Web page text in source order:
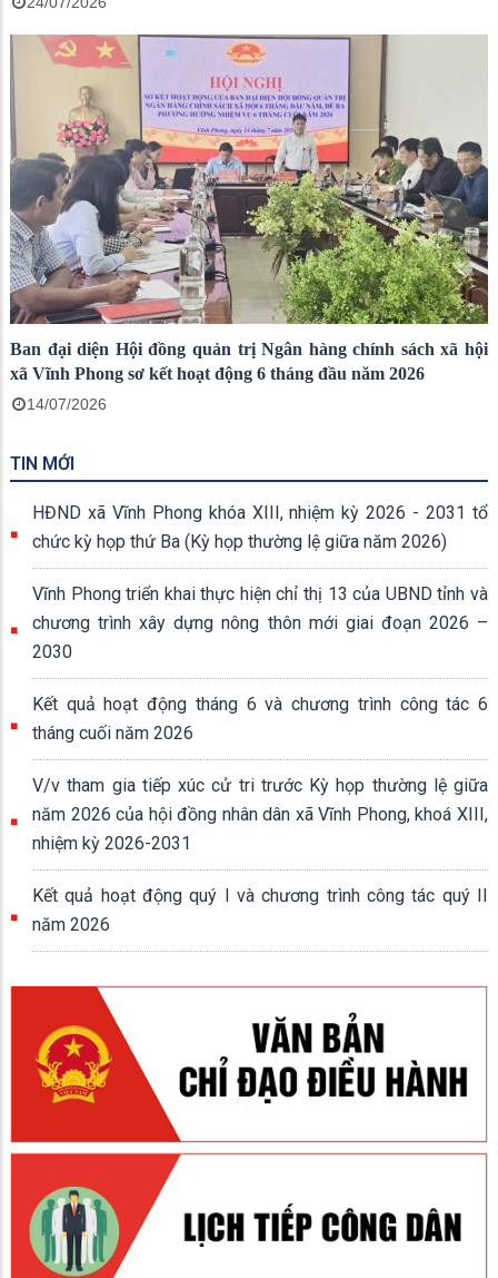
Ban đại diện Hội đồng quản trị Ngân hàng chính sách xã hội
xã Vĩnh Phong sơ kết hoạt động 6 tháng đầu năm 2026
14/07/2026
TIN MỚI
HĐND xã Vĩnh Phong khóa XIII, nhiệm kỳ 2026 - 2031 tổ
chức kỳ họp thứ Ba (Kỳ họp thường lệ giữa năm 2026)
Vĩnh Phong triển khai thực hiện chỉ thị 13 của UBND tỉnh và
chương trình xây dựng nông thôn mới giai đoạn 2026 –
2030
Kết quả hoạt động tháng 6 và chương trình công tác 6
tháng cuối năm 2026
V/v tham gia tiếp xúc cử tri trước Kỳ họp thường lệ giữa
năm 2026 của hội đồng nhân dân xã Vĩnh Phong, khoá XIII,
nhiệm kỳ 2026-2031
Kết quả hoạt động quý I và chương trình công tác quý II
năm 2026